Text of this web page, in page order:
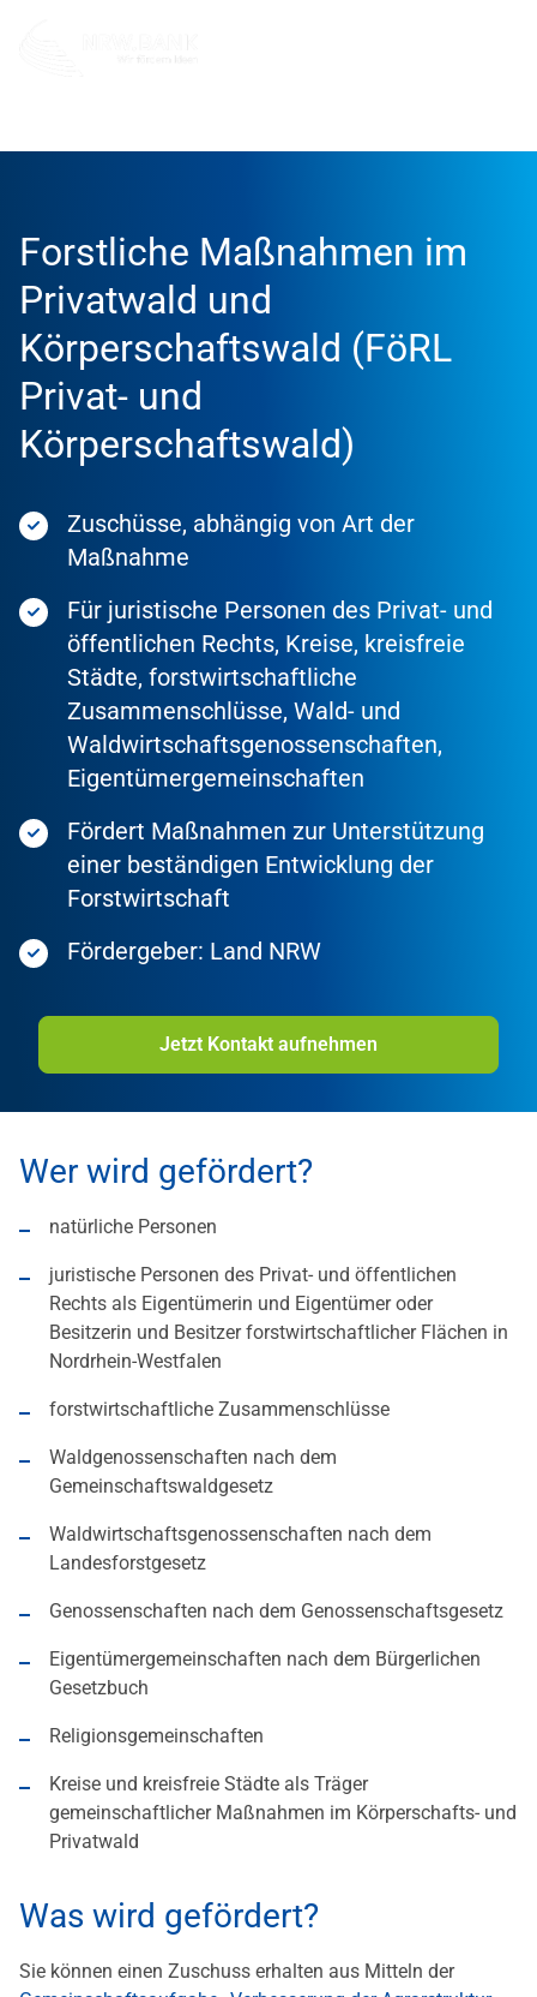
Forstliche Maßnahmen im
Privatwald und
Körperschaftswald (FöRL
Privat- und
Körperschaftswald)
Zuschüsse, abhängig von Art der
Maßnahme
Für juristische Personen des Privat- und
öffentlichen Rechts, Kreise, kreisfreie
Städte, forstwirtschaftliche
Zusammenschlüsse, Wald- und
Waldwirtschaftsgenossenschaften,
Eigentümergemeinschaften
Fördert Maßnahmen zur Unterstützung
einer beständigen Entwicklung der
Forstwirtschaft
Fördergeber: Land NRW
Jetzt Kontakt aufnehmen
Wer wird gefördert?
natürliche Personen
juristische Personen des Privat- und öffentlichen
Rechts als Eigentümerin und Eigentümer oder
Besitzerin und Besitzer forstwirtschaftlicher Flächen in
Nordrhein-Westfalen
forstwirtschaftliche Zusammenschlüsse
Waldgenossenschaften nach dem
Gemeinschaftswaldgesetz
Waldwirtschaftsgenossenschaften nach dem
Landesforstgesetz
Genossenschaften nach dem Genossenschaftsgesetz
Eigentümergemeinschaften nach dem Bürgerlichen
Gesetzbuch
Religionsgemeinschaften
Kreise und kreisfreie Städte als Träger
gemeinschaftlicher Maßnahmen im Körperschafts- und
Privatwald
Was wird gefördert?
Sie können einen Zuschuss erhalten aus Mitteln der